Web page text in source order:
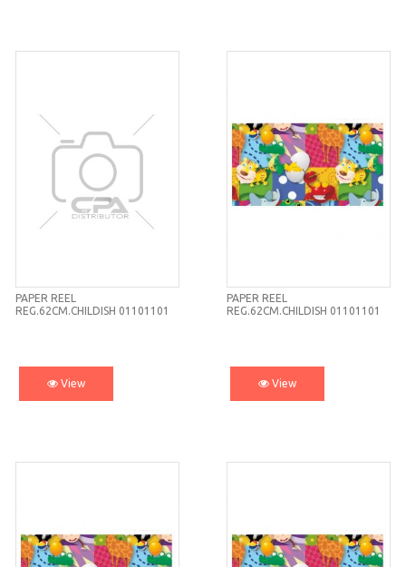
PAPER REEL
REG.62CM.CHILDISH 01101101
View
PAPER REEL
REG.62CM.CHILDISH 01101101
View